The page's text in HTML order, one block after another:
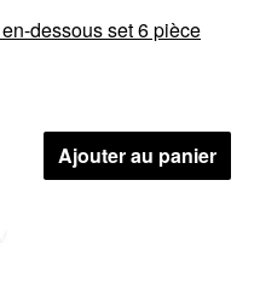
dessous set 6 pièce
Ajouter au panier